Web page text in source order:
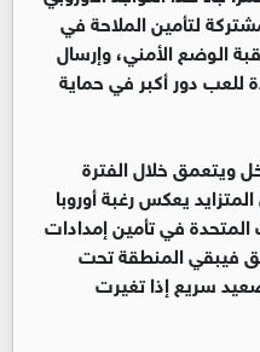
لتأمين الملاحة في
الوضع الأمني، وإرسال
للعب دور أكبر في حماية
ويتعمق خلال الفترة
يعكس رغبة أوروبا
المتحدة في تأمين إمدادات
فيبقي المنطقة تحت
سريع إذا تغيرت